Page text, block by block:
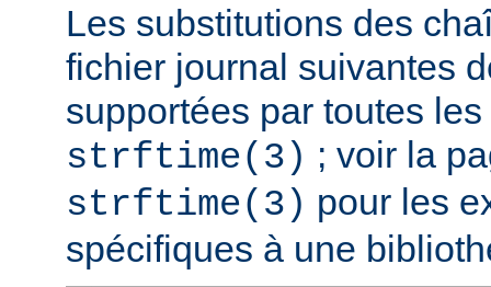
Les substitutions des
fichier journal suivantes
supportées par toutes
strftime(3) ; voir la
strftime(3) pour les
spécifiques à une